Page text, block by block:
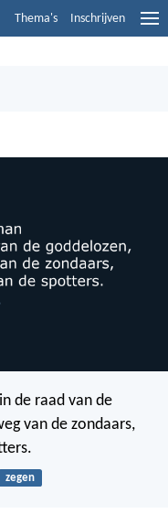
Thema's Inschrijven
de raad van de
van de zondaars,
zegen